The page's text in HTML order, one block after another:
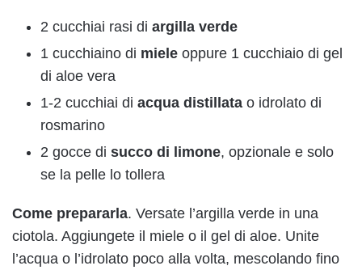
2 cucchiai rasi di argilla verde
1 cucchiaino di miele oppure 1 cucchiaio di gel
di aloe vera
1-2 cucchiai di acqua distillata o idrolato di
rosmarino
2 gocce di succo di limone, opzionale e solo
se la pelle lo tollera
Come prepararla. Versate l’argilla verde in una
ciotola. Aggiungete il miele o il gel di aloe. Unite
l’acqua o l’idrolato poco alla volta, mescolando fino